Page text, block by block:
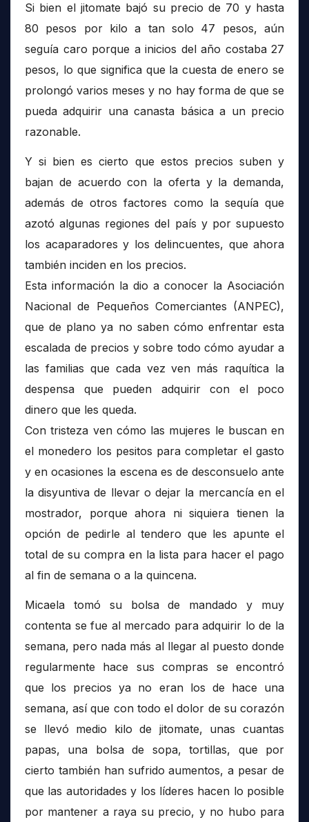
Si bien el jitomate bajó su precio de 70 y hasta
80 pesos por kilo a tan solo 47 pesos, aún
seguía caro porque a inicios del año costaba 27
pesos, lo que significa que la cuesta de enero se
prolongó varios meses y no hay forma de que se
pueda adquirir una canasta básica a un precio
razonable.
Y si bien es cierto que estos precios suben y
bajan de acuerdo con la oferta y la demanda,
además de otros factores como la sequía que
azotó algunas regiones del país y por supuesto
los acaparadores y los delincuentes, que ahora
también inciden en los precios.
Esta información la dio a conocer la Asociación
Nacional de Pequeños Comerciantes (ANPEC),
que de plano ya no saben cómo enfrentar esta
escalada de precios y sobre todo cómo ayudar a
las familias que cada vez ven más raquítica la
despensa que pueden adquirir con el poco
dinero que les queda.
Con tristeza ven cómo las mujeres le buscan en
el monedero los pesitos para completar el gasto
y en ocasiones la escena es de desconsuelo ante
la disyuntiva de llevar o dejar la mercancía en el
mostrador, porque ahora ni siquiera tienen la
opción de pedirle al tendero que les apunte el
total de su compra en la lista para hacer el pago
al fin de semana o a la quincena.
Micaela tomó su bolsa de mandado y muy
contenta se fue al mercado para adquirir lo de la
semana, pero nada más al llegar al puesto donde
regularmente hace sus compras se encontró
que los precios ya no eran los de hace una
semana, así que con todo el dolor de su corazón
se llevó medio kilo de jitomate, unas cuantas
papas, una bolsa de sopa, tortillas, que por
cierto también han sufrido aumentos, a pesar de
que las autoridades y los líderes hacen lo posible
por mantener a raya su precio, y no hubo para